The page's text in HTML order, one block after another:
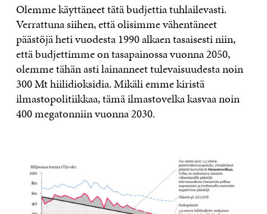
Olemme käyttäneet tätä budjettia tuhlailevasti.
Verrattuna siihen, että olisimme vähentäneet
päästöjä heti vuodesta 1990 alkaen tasaisesti niin,
että budjettimme on tasapainossa vuonna 2050,
olemme tähän asti lainanneet tulevaisuudesta noin
300 Mt hiilidioksidia. Mikäli emme kiristä
ilmastopolitiikkaa, tämä ilmastovelka kasvaa noin
400 megatonniin vuonna 2030.